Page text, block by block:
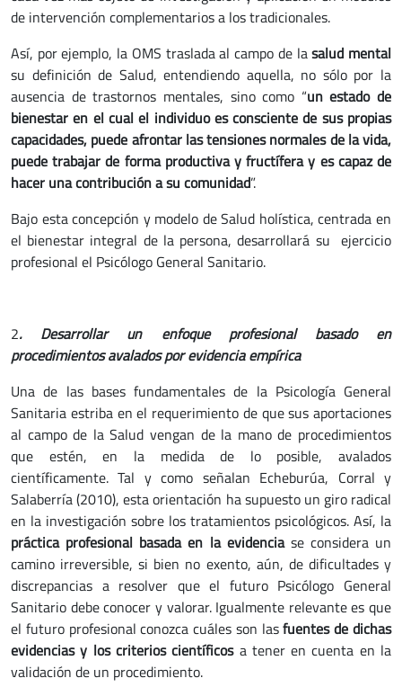
de intervención complementarios a los tradicionales.
Así, por ejemplo, la OMS traslada al campo de lasalud mental
su definición de Salud, entendiendo aquella, no sólo por la
ausencia de trastornos mentales, sino como “un estado de
bienestar en el cual el individuo es consciente de sus propias
capacidades, puede afrontar las tensiones normales de la vida,
puede trabajar de forma productiva y fructífera y es capaz de
hacer una contribución a su comunidad”.
Bajo esta concepción y modelo de Salud holística, centrada en
el bienestar integral de la persona, desarrollará su ejercicio
profesional el Psicólogo General Sanitario.
2. Desarrollar un enfoque profesional basado en
procedimientos avalados por evidencia empírica
Una de las bases fundamentales de la Psicología General
Sanitaria estriba en el requerimiento de que sus aportaciones
al campo de la Salud vengan de la mano de procedimientos
que estén, en la medida de lo posible, avalados
científicamente. Tal y como señalan Echeburúa, Corral y
Salaberría (2010), esta orientación ha supuesto un giro radical
en la investigación sobre los tratamientos psicológicos. Así, la
práctica profesional basada en la evidenciase considera un
camino irreversible, si bien no exento, aún, de dificultades y
discrepancias a resolver que el futuro Psicólogo General
Sanitario debe conocer y valorar. Igualmente relevante es que
el futuro profesional conozca cuáles son lasfuentes de dichas
evidencias y los criterios científicosa tener en cuenta en la
validación de un procedimiento.